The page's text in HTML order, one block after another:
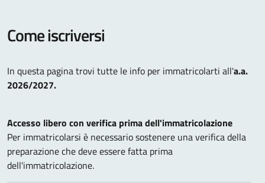
Come iscriversi
In questa pagina trovi tutte le info per immatricolarti all'a.a.
2026/2027.
Accesso libero con verifica prima dell'immatricolazione
Per immatricolarsi è necessario sostenere una verifica della
preparazione che deve essere fatta prima
dell'immatricolazione.